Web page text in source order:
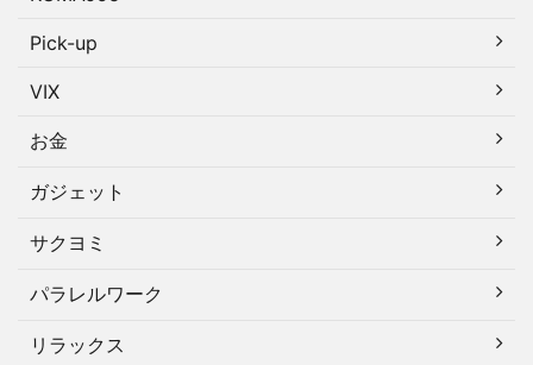
Pick-up
VIX
お金
ガジェット
サクヨミ
パラレルワーク
リラックス